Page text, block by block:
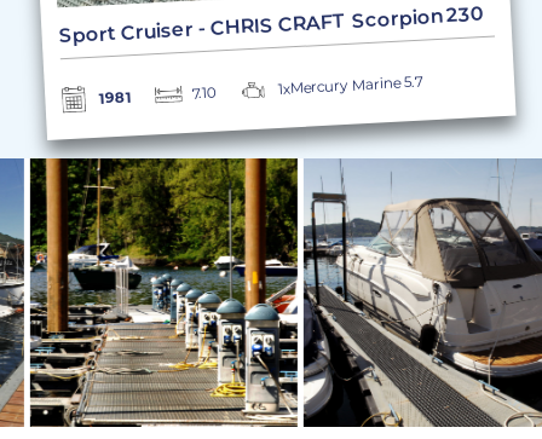
Sport Cruiser - CHRIS CRAFT Scorpion 230
1981 7.10 1xMercury Marine 5.7